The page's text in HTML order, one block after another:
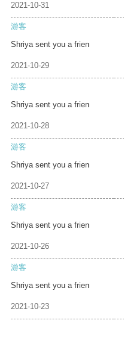
2021-10-31
游客
Shriya sent you a frien
2021-10-29
游客
Shriya sent you a frien
2021-10-28
游客
Shriya sent you a frien
2021-10-27
游客
Shriya sent you a frien
2021-10-26
游客
Shriya sent you a frien
2021-10-23